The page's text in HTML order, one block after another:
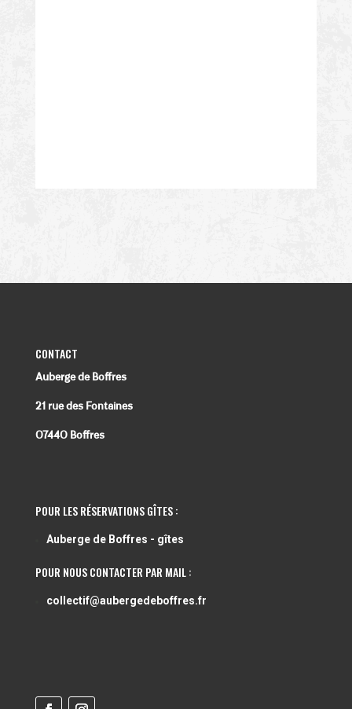
CONTACT
Auberge de Boffres
21 rue des Fontaines
07440 Boffres
POUR LES RÉSERVATIONS GÎTES :
Auberge de Boffres - gîtes
POUR NOUS CONTACTER PAR MAIL :
collectif@aubergedeboffres.fr